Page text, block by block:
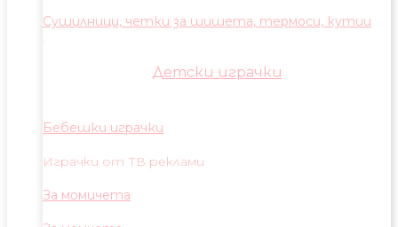
Сушилници, четки за шишета, термоси, кутии
Детски играчки
Бебешки играчки
Играчки от ТВ реклами
За момичета